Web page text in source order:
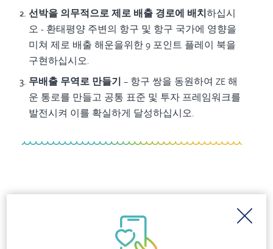
선박을 의무적으로 제로 배출 경로에 배치하십시
오 - 환태평양 주변의 항구 및 항구 국가에 영향을
미쳐 제로 배출 해운을위한 9 포인트 플레이 북을
구현하십시오.
무배출 무역로 만들기 – 항구 쌍을 동원하여 ZE 해
운 통로를 만들고 공통 표준 및 투자 프레임워크를
발전시켜 이를 확실하게 달성하십시오.
City leaders introduce historic
ordinance to protect community